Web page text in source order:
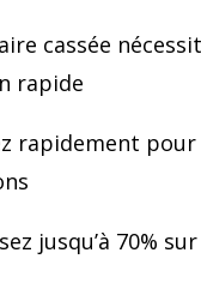
cassée
rapide
rapidement
jusqu’à 70%